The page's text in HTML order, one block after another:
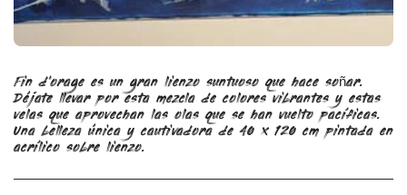
Fin d'orage es un gran lienzo suntuoso que hace soñar.
Déjate llevar por esta mezcla de colores vibrantes y estas
velas que aprovechan las olas que se han vuelto pacíficas.
Una belleza única y cautivadora de 40 x 120 cm pintada en
acrílico sobre lienzo.